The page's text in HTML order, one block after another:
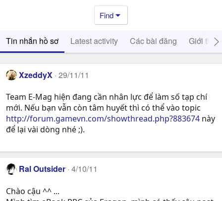
Find
Tin nhắn hồ sơ Latest activity Các bài đăng Giới thiệu
XzeddyX 29/11/11
Team E-Mag hiện đang cần nhân lực để làm số tạp chí
mới. Nếu bạn vẫn còn tâm huyết thì có thể vào topic
http://forum.gamevn.com/showthread.php?883674 này
để lại vài dòng nhé ;).
Ral Outsider 4/10/11
Chào cậu ^^ ...